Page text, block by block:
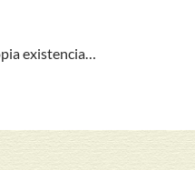
existencia…